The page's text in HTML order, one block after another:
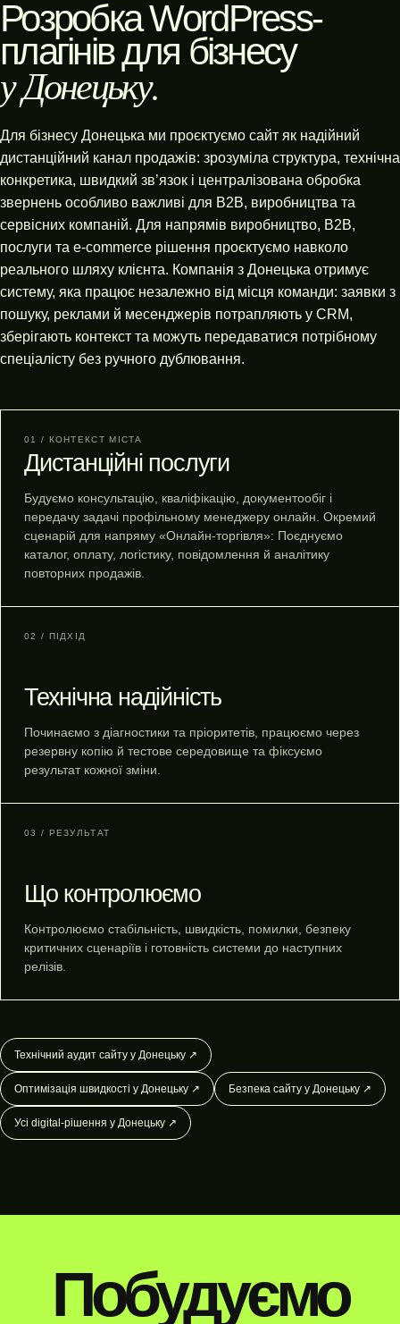
Розробка WordPress-
плагінів для бізнесу
у Донецьку.
Для бізнесу Донецька ми проєктуємо сайт як надійний
дистанційний канал продажів: зрозуміла структура, технічна
конкретика, швидкий зв’язок і централізована обробка
звернень особливо важливі для B2B, виробництва та
сервісних компаній. Для напрямів виробництво, B2B,
послуги та e-commerce рішення проєктуємо навколо
реального шляху клієнта. Компанія з Донецька отримує
систему, яка працює незалежно від місця команди: заявки з
пошуку, реклами й месенджерів потрапляють у CRM,
зберігають контекст та можуть передаватися потрібному
спеціалісту без ручного дублювання.
01 / КОНТЕКСТ МІСТА
Дистанційні послуги
Будуємо консультацію, кваліфікацію, документообіг і
передачу задачі профільному менеджеру онлайн. Окремий
сценарій для напряму «Онлайн-торгівля»: Поєднуємо
каталог, оплату, логістику, повідомлення й аналітику
повторних продажів.
02 / ПІДХІД
Технічна надійність
Починаємо з діагностики та пріоритетів, працюємо через
резервну копію й тестове середовище та фіксуємо
результат кожної зміни.
03 / РЕЗУЛЬТАТ
Що контролюємо
Контролюємо стабільність, швидкість, помилки, безпеку
критичних сценаріїв і готовність системи до наступних
релізів.
Технічний аудит сайту у Донецьку ↗
Оптимізація швидкості у Донецьку ↗ Безпека сайту у Донецьку ↗
Усі digital-рішення у Донецьку ↗
Побудуємо